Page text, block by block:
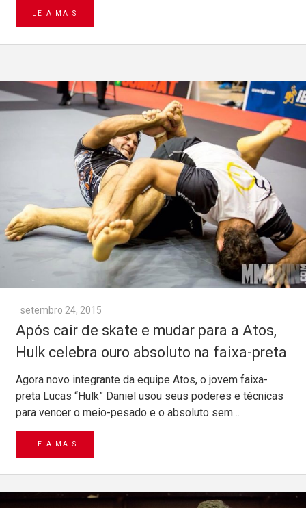
LEIA MAIS
setembro 24, 2015
Após cair de skate e mudar para a Atos,
Hulk celebra ouro absoluto na faixa-preta
Agora novo integrante da equipe Atos, o jovem faixa-
preta Lucas “Hulk” Daniel usou seus poderes e técnicas
para vencer o meio-pesado e o absoluto sem…
LEIA MAIS